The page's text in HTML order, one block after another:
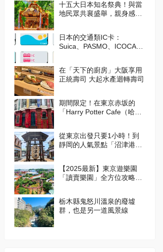
十五大日本知名祭典！與當
地民眾共襄盛舉，親身感受
日本的交通類IC卡：
Suica、PASMO、ICOCA的
在「天下的廚房」大阪享用
正統壽司 大起水產迴轉壽司
期間限定！在東京赤坂的
「Harry Potter Cafe（哈利
與氣氛
從東京出發只要1小時！到
靜岡的人氣景點「沼津港」
【2025最新】東京遊樂園
「讀賣樂園」全方位攻略！
栃木縣鬼怒川溫泉的廢墟
群，也是另一道風景線